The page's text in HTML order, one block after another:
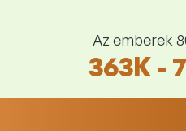
Az emberek
363K -